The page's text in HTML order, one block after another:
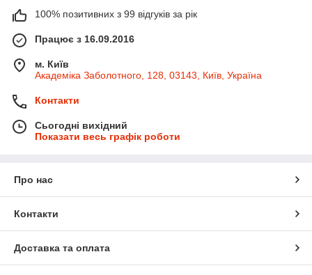
100% позитивних з 99 відгуків за рік
Працює з 16.09.2016
м. Київ
Академіка Заболотного, 128, 03143, Київ, Україна
Контакти
Сьогодні вихідний
Показати весь графік роботи
Про нас
Контакти
Доставка та оплата